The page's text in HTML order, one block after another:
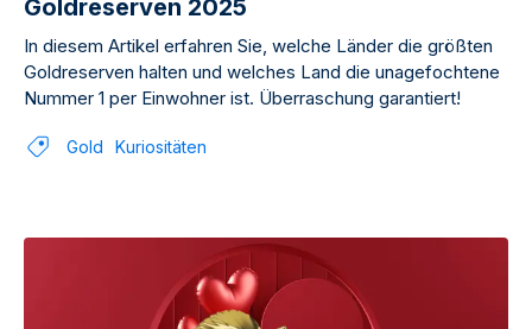
Goldreserven 2025
In diesem Artikel erfahren Sie, welche Länder die größten
Goldreserven halten und welches Land die unagefochtene
Nummer 1 per Einwohner ist. Überraschung garantiert!
Gold Kuriositäten